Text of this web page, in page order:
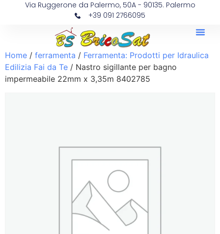
Via Ruggerone da Palermo, 50A - 90135. Palermo
+39 091 2766095
Home / ferramenta / Ferramenta: Prodotti per Idraulica
Edilizia Fai da Te / Nastro sigillante per bagno
impermeabile 22mm x 3,35m 8402785